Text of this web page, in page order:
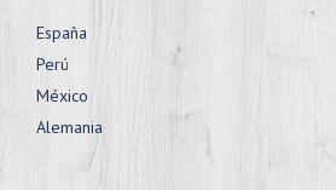
España
Perú
México
Alemania